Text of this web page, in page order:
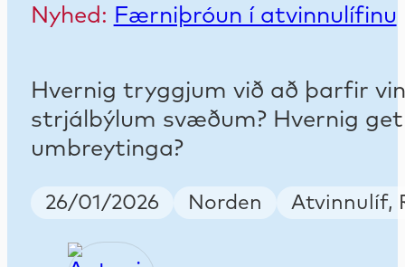
Nyhed: Færniþróun í atvinnulífinu
Hvernig tryggjum við að þarfir
strjálbýlum svæðum? Hvernig
umbreytinga?
Publish Date
26/01/2026 Country
Norden Keywords
Atvinnulíf,